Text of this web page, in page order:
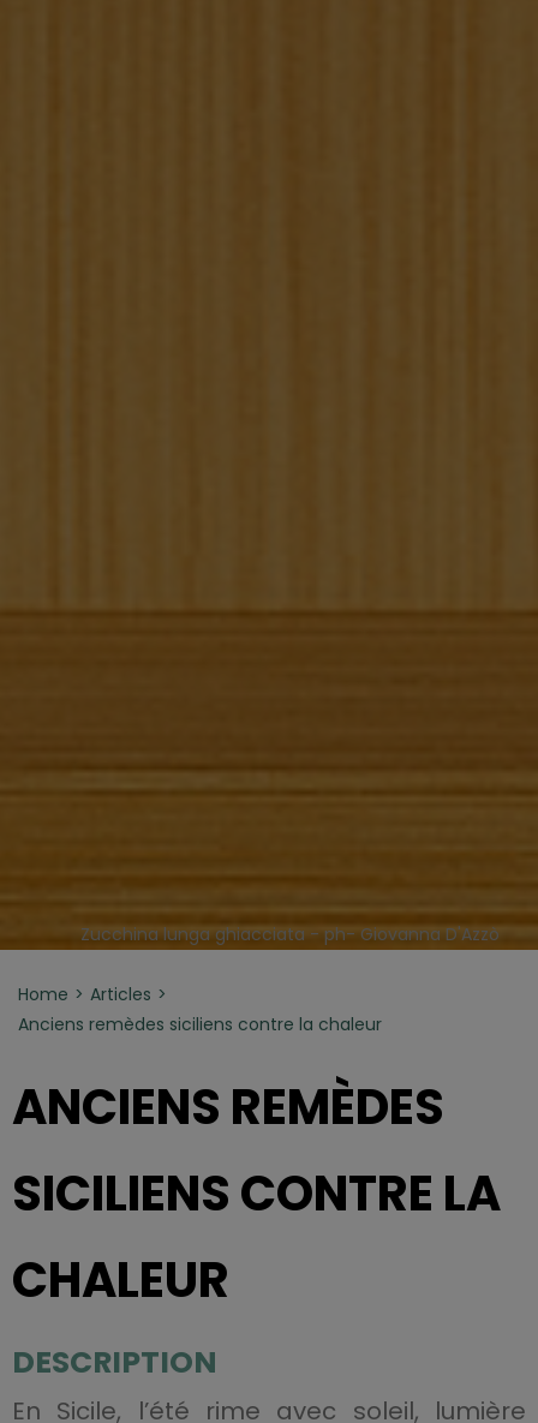
Zucchina lunga ghiacciata - ph- Giovanna D'Azzò
Home
Articles
Anciens remèdes siciliens contre la chaleur
ANCIENS REMÈDES
SICILIENS CONTRE LA
CHALEUR
DESCRIPTION
En Sicile, l’été rime avec soleil, lumière